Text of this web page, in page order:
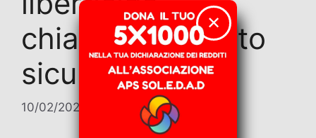
chiamato decreto
sicurezza
10/02/2026 Giovanni Russo Spena
✕